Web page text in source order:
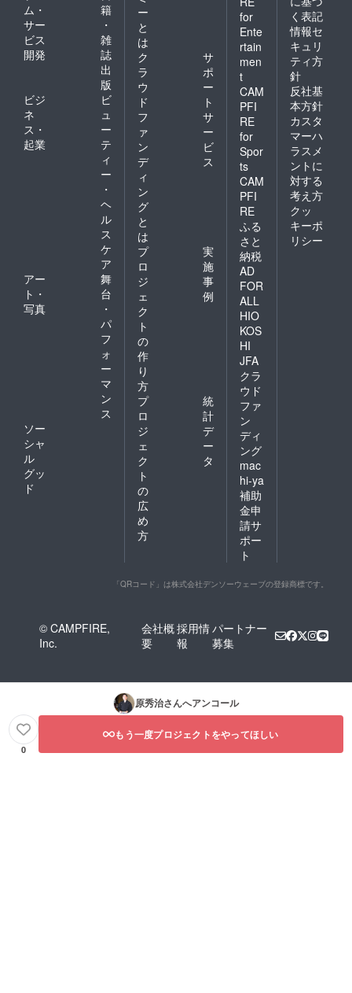
ム・
サー
ビス
開発
籍
・
雑
誌
出
版
ビジ
ネ
ス・
起業
ビ
ュ
ー
テ
ィ
ー
・
ヘ
ル
ス
ケ
ア
アー
ト・
写真
舞
台
・
パ
フ
ォ
ー
マ
ン
ス
ソー
シャ
ル
グッ
ド
ー
と
は
ク
ラ
ウ
ド
フ
ァ
ン
デ
ィ
ン
グ
と
は
サ
ポ
ー
ト
サ
ー
ビ
ス
プ
ロ
ジ
ェ
ク
ト
の
作
り
方
実
施
事
例
プ
ロ
ジ
ェ
ク
ト
の
広
め
方
統
計
デ
ー
タ
for
Ente
rtain
men
t
CAM
PFI
RE
for
Spor
ts
CAM
PFI
RE
ふる
さと
納税
AD
FOR
ALL
HIO
KOS
HI
JFA
クラ
ウド
ファ
ン
ディ
ング
mac
hi-ya
補助
金申
請サ
ポー
ト
く表記
情報セ
キュリ
ティ方
針
反社基
本方針
カスタ
マーハ
ラスメ
ントに
対する
考え方
クッ
キーポ
リシー
「QRコード」は株式会社デンソーウェーブの登録商標です。
© CAMPFIRE,
Inc.
会社概
要
採用情
報
パートナー
募集
原秀治さんへアンコール
0
もう一度プロジェクトをやってほしい